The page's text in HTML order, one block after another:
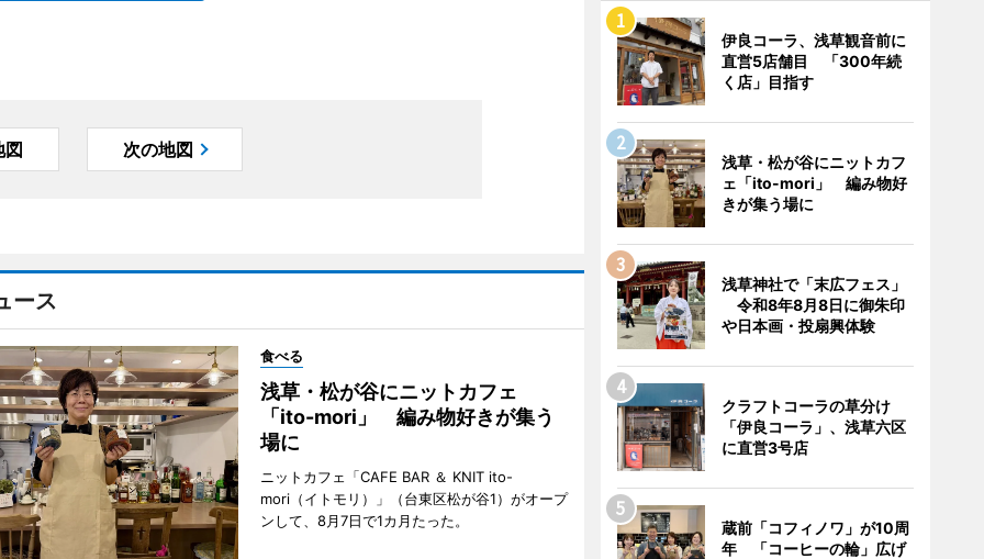
図 次の地図
ース
食べる
浅草・松が谷にニットカフェ
「ito-mori」 編み物好きが集う
場に
ニットカフェ「CAFE BAR ＆ KNIT ito-
mori（イトモリ）」（台東区松が谷1）がオープ
ンして、8月7日で1カ月たった。
伊良コーラ、浅草観音前に
直営5店舗目 「300年続
く店」目指す
浅草・松が谷にニットカフ
ェ「ito-mori」 編み物好
きが集う場に
浅草神社で「末広フェス」
令和8年8月8日に御朱印
や日本画・投扇興体験
クラフトコーラの草分け
「伊良コーラ」、浅草六区
に直営3号店
蔵前「コフィノワ」が10周
年 「コーヒーの輪」広げ